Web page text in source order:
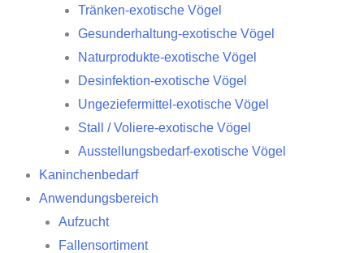
Tränken-exotische Vögel
Gesunderhaltung-exotische Vögel
Naturprodukte-exotische Vögel
Desinfektion-exotische Vögel
Ungeziefermittel-exotische Vögel
Stall / Voliere-exotische Vögel
Ausstellungsbedarf-exotische Vögel
Kaninchenbedarf
Anwendungsbereich
Aufzucht
Fallensortiment